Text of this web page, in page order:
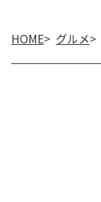
HOME グルメ